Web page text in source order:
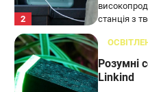
3
освітлення
ЗАРЯДНІ
Joyroom